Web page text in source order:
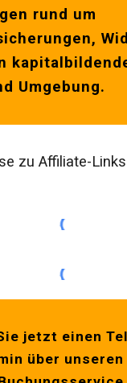
rund um
Umgebung.
zu Affiliate-
jetzt einen
über unseren